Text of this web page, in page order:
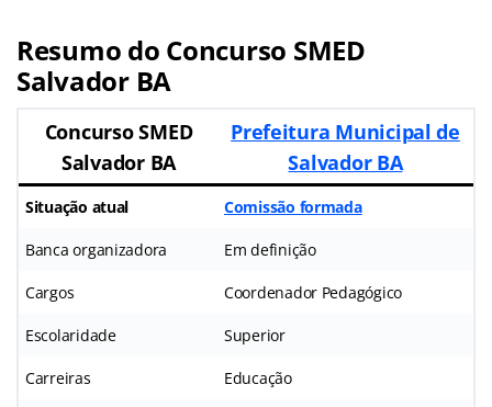
Resumo do Concurso SMED
Salvador BA
Concurso SMED
Salvador BA
Prefeitura Municipal de
Salvador BA
Situação atual Comissão formada
Banca organizadora Em definição
Cargos Coordenador Pedagógico
Escolaridade Superior
Carreiras Educação